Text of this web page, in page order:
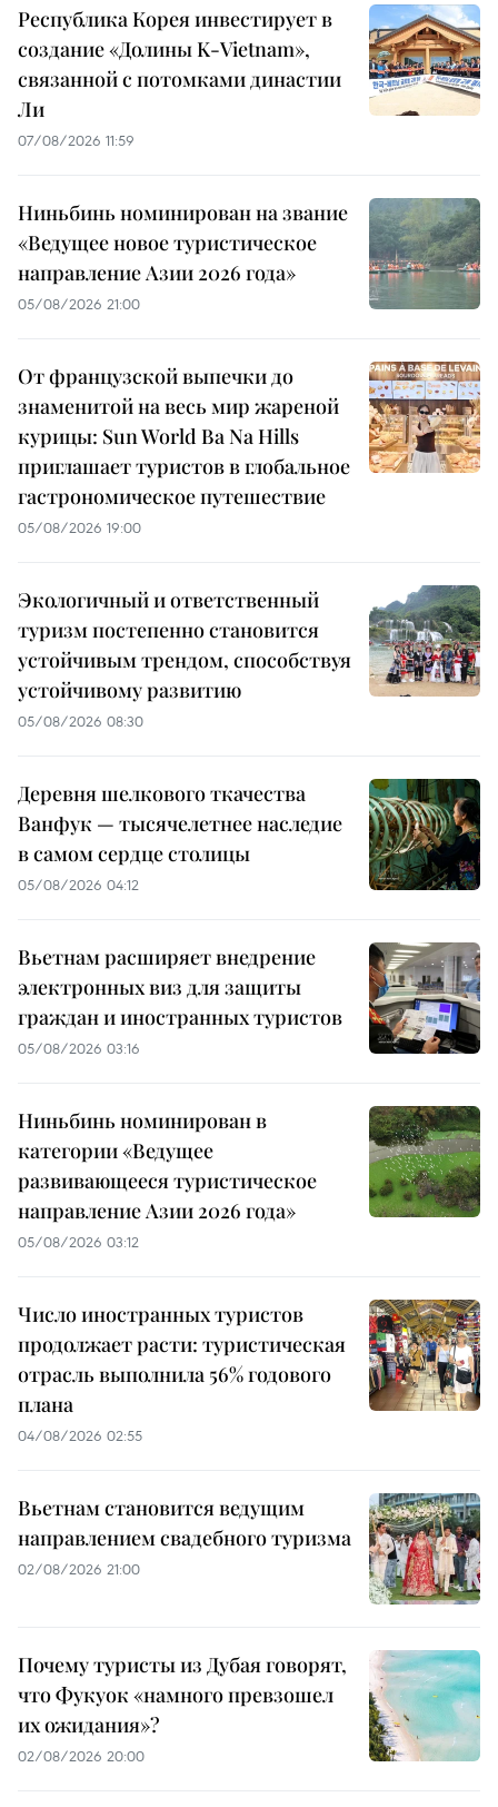
Республика Корея инвестирует в
создание «Долины K-Vietnam»,
связанной с потомками династии
Ли
07/08/2026 11:59
Ниньбинь номинирован на звание
«Ведущее новое туристическое
направление Азии 2026 года»
05/08/2026 21:00
От французской выпечки до
знаменитой на весь мир жареной
курицы: Sun World Ba Na Hills
приглашает туристов в глобальное
гастрономическое путешествие
05/08/2026 19:00
Экологичный и ответственный
туризм постепенно становится
устойчивым трендом, способствуя
устойчивому развитию
05/08/2026 08:30
Деревня шелкового ткачества
Ванфук — тысячелетнее наследие
в самом сердце столицы
05/08/2026 04:12
Вьетнам расширяет внедрение
электронных виз для защиты
граждан и иностранных туристов
05/08/2026 03:16
Ниньбинь номинирован в
категории «Ведущее
развивающееся туристическое
направление Азии 2026 года»
05/08/2026 03:12
Число иностранных туристов
продолжает расти: туристическая
отрасль выполнила 56% годового
плана
04/08/2026 02:55
Вьетнам становится ведущим
направлением свадебного туризма
02/08/2026 21:00
Почему туристы из Дубая говорят,
что Фукуок «намного превзошел
их ожидания»?
02/08/2026 20:00